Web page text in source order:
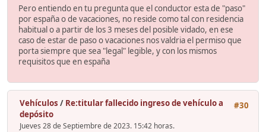
Pero entiendo en tu pregunta que el conductor esta de "paso"
por españa o de vacaciones, no reside como tal con residencia
habitual o a partir de los 3 meses del posible vidado, en ese
caso de estar de paso o vacaciones nos valdria el permiso que
porta siempre que sea "legal" legible, y con los mismos
requisitos que en españa
#30
Vehículos / Re:titular fallecido ingreso de vehículo a
depósito
Jueves 28 de Septiembre de 2023. 15:42 horas.